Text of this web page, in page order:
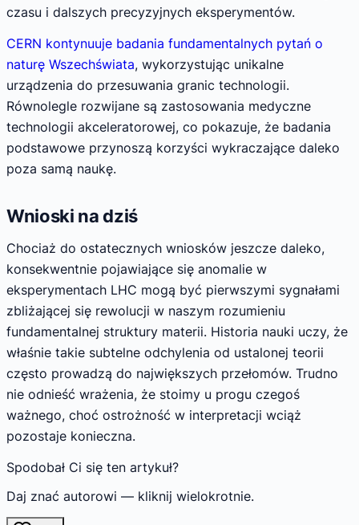
czasu i dalszych precyzyjnych eksperymentów.
CERN kontynuuje badania fundamentalnych pytań o
naturę Wszechświata, wykorzystując unikalne
urządzenia do przesuwania granic technologii.
Równolegle rozwijane są zastosowania medyczne
technologii akceleratorowej, co pokazuje, że badania
podstawowe przynoszą korzyści wykraczające daleko
poza samą naukę.
Wnioski na dziś
Chociaż do ostatecznych wniosków jeszcze daleko,
konsekwentnie pojawiające się anomalie w
eksperymentach LHC mogą być pierwszymi sygnałami
zbliżającej się rewolucji w naszym rozumieniu
fundamentalnej struktury materii. Historia nauki uczy, że
właśnie takie subtelne odchylenia od ustalonej teorii
często prowadzą do największych przełomów. Trudno
nie odnieść wrażenia, że stoimy u progu czegoś
ważnego, choć ostrożność w interpretacji wciąż
pozostaje konieczna.
Spodobał Ci się ten artykuł?
Daj znać autorowi — kliknij wielokrotnie.